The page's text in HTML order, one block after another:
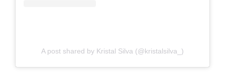
A post shared by Kristal Silva (@kristalsilva_)